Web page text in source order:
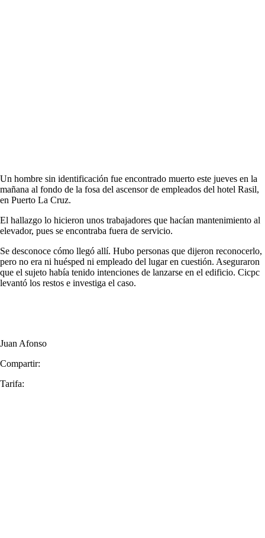
Un hombre sin identificación fue encontrado muerto este jueves en la
mañana al fondo de la fosa del ascensor de empleados del hotel Rasil,
en Puerto La Cruz.
El hallazgo lo hicieron unos trabajadores que hacían mantenimiento al
elevador, pues se encontraba fuera de servicio.
Se desconoce cómo llegó allí. Hubo personas que dijeron reconocerlo,
pero no era ni huésped ni empleado del lugar en cuestión. Aseguraron
que el sujeto había tenido intenciones de lanzarse en el edificio. Cicpc
levantó los restos e investiga el caso.
Juan Afonso
Compartir:
Tarifa: